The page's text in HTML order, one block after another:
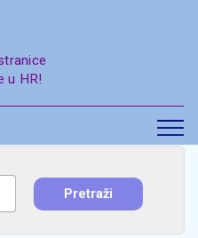
u HR!